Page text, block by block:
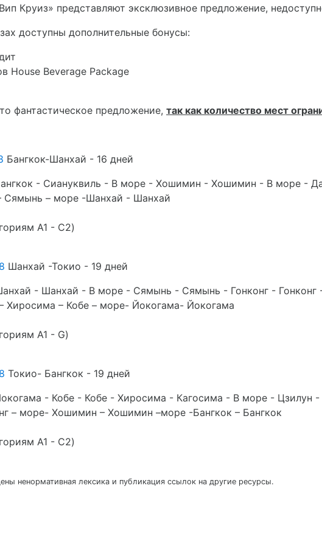
Круиз» представляют эксклюзивное предложение,
доступны дополнительные бонусы:
House Beverage Package
фантастическое предложение, так как количество мест
Бангкок-Шанхай - 16 дней
- Сиануквиль - В море - Хошимин - Хошимин - В море -
– Сямынь – море -Шанхай - Шанхай
A1 - C2)
Шанхай -Токио - 19 дней
- Шанхай - В море - Сямынь - Сямынь - Гонконг -
Хиросима – Кобе – море- Йокогама- Йокогама
A1 - G)
Токио- Бангкок - 19 дней
- Кобе - Кобе - Хиросима - Кагосима - В море - Цзилун
– море- Хошимин – Хошимин –море -Бангкок – Бангкок
A1 - C2)
ненормативная лексика и публикация ссылок на другие ресурсы.